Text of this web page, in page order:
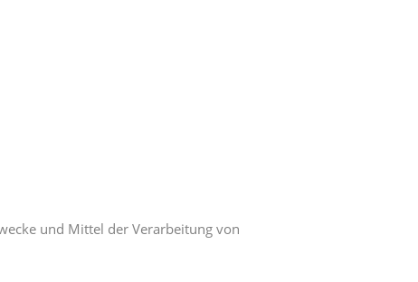
und Mittel der Verarbeitung von